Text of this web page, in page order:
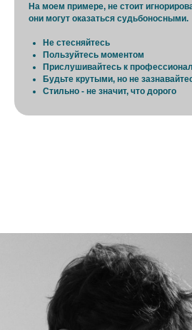
На моем примере, не стоит
они могут оказаться судьбоносными.
Не стесняйтесь
Пользуйтесь моментом
Прислушивайтесь к
Будьте крутыми, но не
Стильно - не значит, что дорого